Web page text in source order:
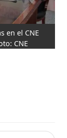
en el CNE
CNE